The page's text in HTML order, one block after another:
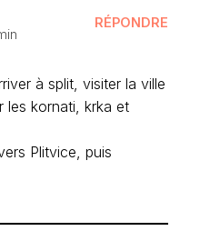
RÉPONDRE
à split, visiter la ville
les kornati, krka et
Plitvice, puis